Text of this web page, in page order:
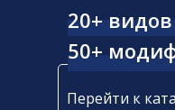
20+
50+
Перейти к